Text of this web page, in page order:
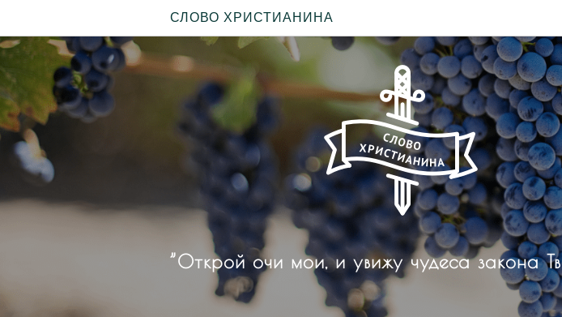
”Открой очи мои, и увижу чудеса закона
СЛОВО ХРИСТИАНИНА